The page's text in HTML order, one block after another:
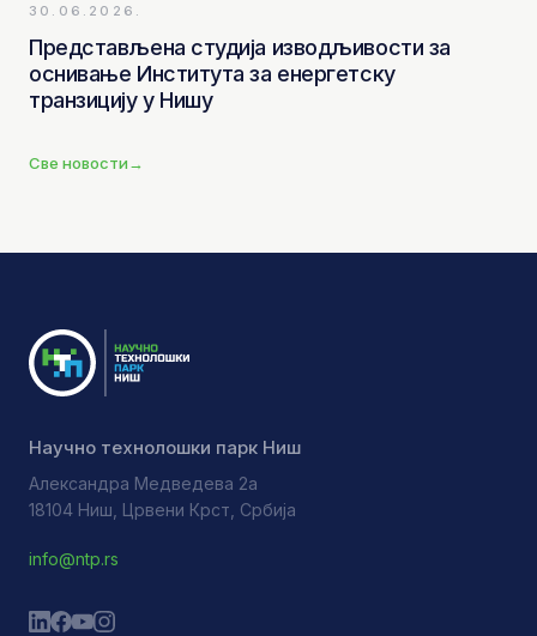
30.06.2026.
Представљена студија изводљивости за
оснивање Института за енергетску
транзицију у Нишу
Све новости→
Научно технолошки парк Ниш
Александра Медведева 2а
18104 Ниш, Црвени Крст, Србија
info@ntp.rs